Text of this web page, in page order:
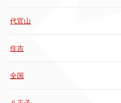
代官山
住吉
全国